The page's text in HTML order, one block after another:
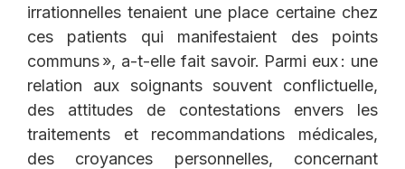
irrationnelles tenaient une place certaine chez
ces patients qui manifestaient des points
communs », a-t-elle fait savoir. Parmi eux : une
relation aux soignants souvent conflictuelle,
des attitudes de contestations envers les
traitements et recommandations médicales,
des croyances personnelles, concernant